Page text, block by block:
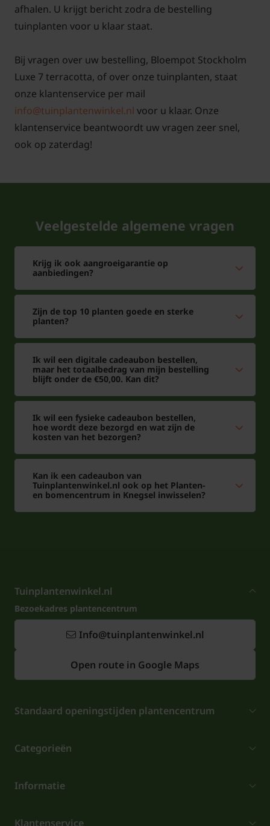
afhalen. U krijgt bericht zodra de bestelling
tuinplanten voor u klaar staat.
Bij vragen over uw bestelling, Bloempot Stockholm
Luxe 7 terracotta, of over onze tuinplanten, staat
onze klantenservice per mail
info@tuinplantenwinkel.nl voor u klaar. Onze
klantenservice beantwoordt uw vragen zeer snel,
ook op zaterdag!
Veelgestelde algemene vragen
Krijg ik ook aangroeigarantie op
aanbiedingen?
Zijn de top 10 planten goede en sterke
planten?
Ik wil een digitale cadeaubon bestellen,
maar het totaalbedrag van mijn bestelling
blijft onder de €50,00. Kan dit?
Ik wil een fysieke cadeaubon bestellen,
hoe wordt deze bezorgd en wat zijn de
kosten van het bezorgen?
Kan ik een cadeaubon van
Tuinplantenwinkel.nl ook op het Planten-
en bomencentrum in Knegsel inwisselen?
Tuinplantenwinkel.nl
Bezoekadres plantencentrum
Info@tuinplantenwinkel.nl
Open route in Google Maps
Standaard openingstijden plantencentrum
Categorieën
Informatie
Klantenservice